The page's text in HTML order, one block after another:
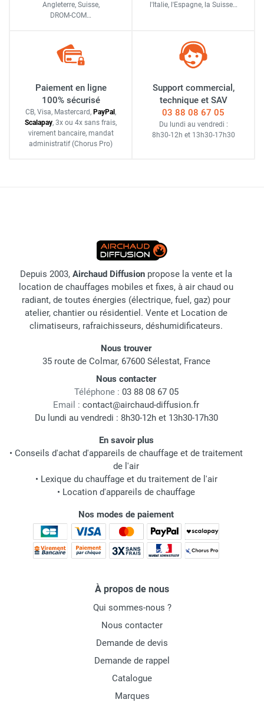
Angleterre, Suisse,
DROM-COM…
l'Italie, l'Espagne, la Suisse…
Paiement en ligne
100% sécurisé
CB, Visa, Mastercard, PayPal ,
Scalapay, 3x ou 4x sans frais,
virement bancaire, mandat
administratif (Chorus Pro)
Support commercial,
technique et SAV
03 88 08 67 05
Du lundi au vendredi :
8h30-12h et 13h30-17h30
Depuis 2003, Airchaud Diffusion propose la vente et la
location de chauffages mobiles et fixes, à air chaud ou
radiant, de toutes énergies (électrique, fuel, gaz) pour
atelier, chantier ou résidentiel. Vente et Location de
climatiseurs, rafraichisseurs, déshumidificateurs.
Nous trouver
35 route de Colmar, 67600 Sélestat, France
Nous contacter
Téléphone : 03 88 08 67 05
Email : contact@airchaud-diffusion.fr
Du lundi au vendredi : 8h30-12h et 13h30-17h30
En savoir plus
• Conseils d'achat d'appareils de chauffage et de traitement
de l'air
• Lexique du chauffage et du traitement de l'air
• Location d'appareils de chauffage
Nos modes de paiement
À propos de nous
Qui sommes-nous ?
Nous contacter
Demande de devis
Demande de rappel
Catalogue
Marques